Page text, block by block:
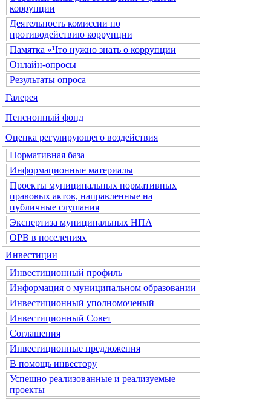
коррупции
Деятельность комиссии по
противодействию коррупции
Памятка «Что нужно знать о коррупции
Онлайн-опросы
Результаты опроса
Галерея
Пенсионный фонд
Оценка регулирующего воздействия
Нормативная база
Информационные материалы
Проекты муниципальных нормативных
правовых актов, направленные на
публичные слушания
Экспертиза муниципальных НПА
ОРВ в поселениях
Инвестиции
Инвестиционный профиль
Информация о муниципальном образовании
Инвестиционный уполномоченый
Инвестиционный Совет
Соглашения
Инвестиционные предложения
В помощь инвестору
Успешно реализованные и реализуемые
проекты